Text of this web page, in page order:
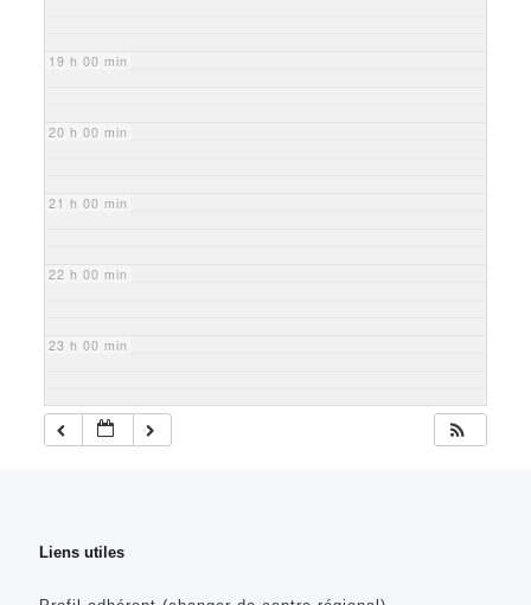
19 h 00 min
20 h 00 min
21 h 00 min
22 h 00 min
23 h 00 min
Liens utiles